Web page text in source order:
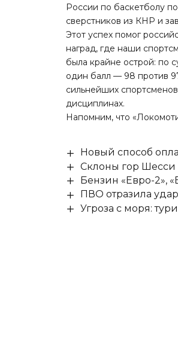
России по баскетболу
сверстников из КНР и
Этот успех помог
наград, где наши
была крайне острой: по
один балл — 98 против
сильнейших
дисциплинах.
Напомним, что
Новый способ
Склоны гор Шесси
Бензин «Евро-2»,
ПВО отразила
Угроза с моря: